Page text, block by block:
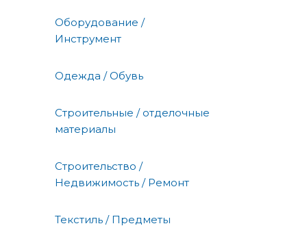
Оборудование /
Инструмент
Одежда / Обувь
Строительные / отделочные
материалы
Строительство /
Недвижимость / Ремонт
Текстиль / Предметы